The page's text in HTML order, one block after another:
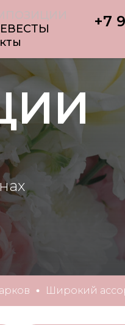
+7
Широкий